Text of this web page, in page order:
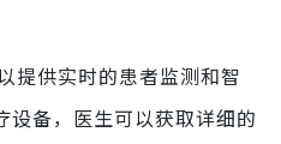
提供实时的患者监测和智
设备，医生可以获取详细的